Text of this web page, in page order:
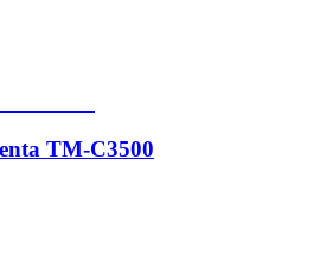
TM-C3500